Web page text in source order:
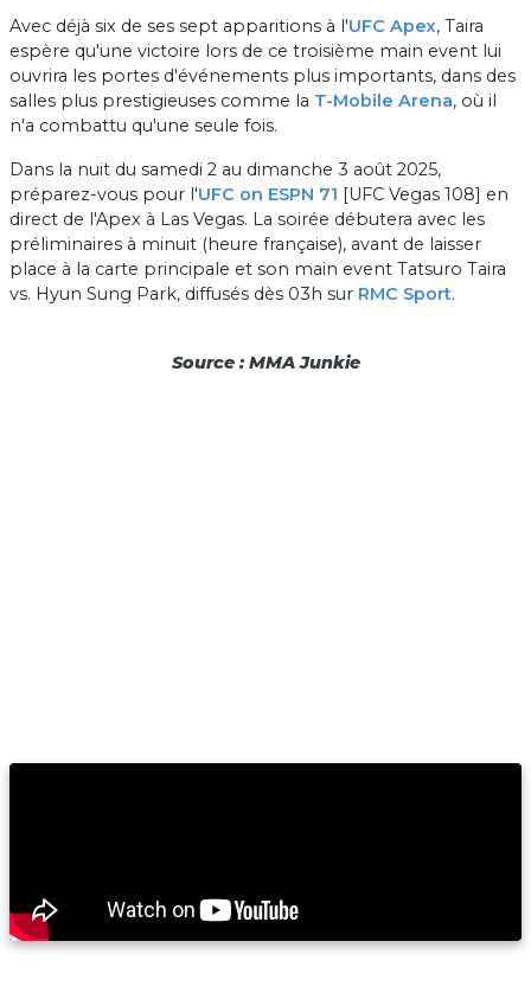
Avec déjà six de ses sept apparitions à l'UFC Apex, Taira
espère qu'une victoire lors de ce troisième main event lui
ouvrira les portes d'événements plus importants, dans des
salles plus prestigieuses comme la T-Mobile Arena, où il
n'a combattu qu'une seule fois.
Dans la nuit du samedi 2 au dimanche 3 août 2025,
préparez-vous pour l'UFC on ESPN 71 [UFC Vegas 108] en
direct de l'Apex à Las Vegas. La soirée débutera avec les
préliminaires à minuit (heure française), avant de laisser
place à la carte principale et son main event Tatsuro Taira
vs. Hyun Sung Park, diffusés dès 03h sur RMC Sport.
Source : MMA Junkie